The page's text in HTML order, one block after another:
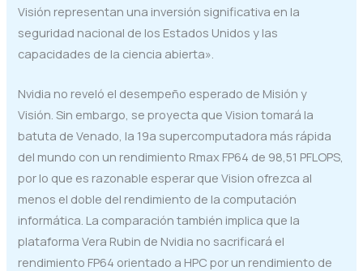
Visión representan una inversión significativa en la
seguridad nacional de los Estados Unidos y las
capacidades de la ciencia abierta».
Nvidia no reveló el desempeño esperado de Misión y
Visión. Sin embargo, se proyecta que Vision tomará la
batuta de Venado, la 19a supercomputadora más rápida
del mundo con un rendimiento Rmax FP64 de 98,51 PFLOPS,
por lo que es razonable esperar que Vision ofrezca al
menos el doble del rendimiento de la computación
informática. La comparación también implica que la
plataforma Vera Rubin de Nvidia no sacrificará el
rendimiento FP64 orientado a HPC por un rendimiento de